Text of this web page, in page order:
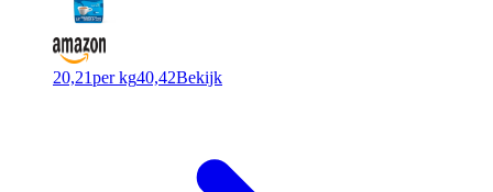
20,21per kg40,42Bekijk